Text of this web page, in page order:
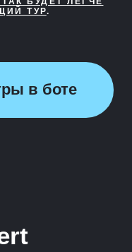
ТУР.
в боте